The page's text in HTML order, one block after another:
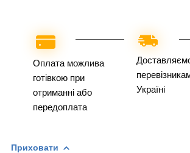
Оплата можлива
готівкою при
отриманні або
передоплата
Україні
Приховати